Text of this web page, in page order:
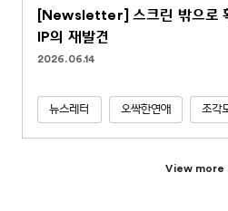
[Newsletter] 스크린 밖으로
IP의 재발견
2026.06.14
뉴스레터 오싹한연애 조각
View more